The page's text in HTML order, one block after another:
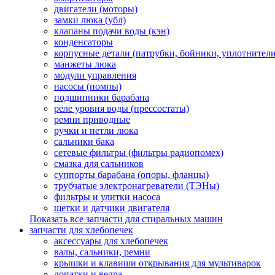
двигатели (моторы)
замки люка (убл)
клапаны подачи воды (кэн)
конденсаторы
корпусные детали (патрубки, бойники,
манжеты люка
модули управления
насосы (помпы)
подшипники барабана
реле уровня воды (прессостаты)
ремни приводные
ручки и петли люка
сальники бака
сетевые фильтры (фильтры радиопомех)
смазка для сальников
суппорты барабана (опоры, фланцы)
трубчатые электронагреватели (ТЭНы)
фильтры и улитки насоса
щетки и датчики двигателя
Показать все запчасти для стиральных машин
запчасти для хлебопечек
аксессуары для хлебопечек
валы, сальники, ремни
крышки и клавиши открывания для мультиварок